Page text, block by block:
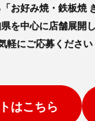
お好み焼・鉄板焼
を中心に店舗展開
軽にご応募ください
はこちら